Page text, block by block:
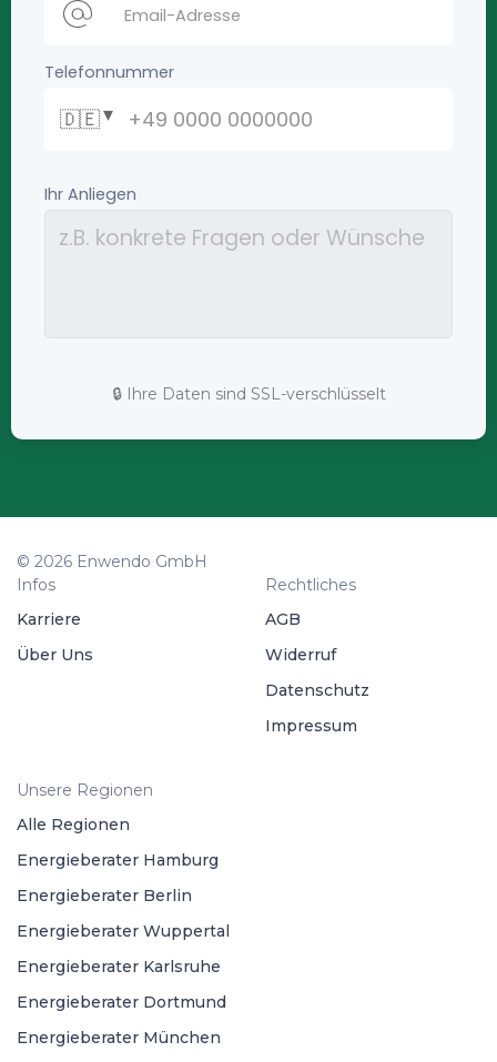
🔒 Ihre Daten sind SSL-verschlüsselt
© 2026 Enwendo GmbH
Infos
Karriere
Über Uns
Rechtliches
AGB
Widerruf
Datenschutz
Impressum
Unsere Regionen
Alle Regionen
Energieberater Hamburg
Energieberater Berlin
Energieberater Wuppertal
Energieberater Karlsruhe
Energieberater Dortmund
Energieberater München